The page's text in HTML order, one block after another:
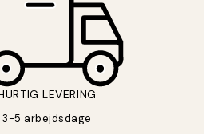
LEVERING
3-5 arbejdsdage